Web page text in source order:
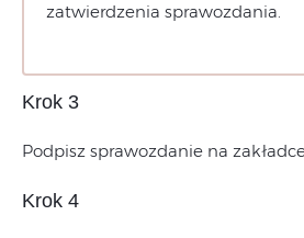
zatwierdzenia sprawozdania.
Krok 3
Podpisz sprawozdanie na
Krok 4